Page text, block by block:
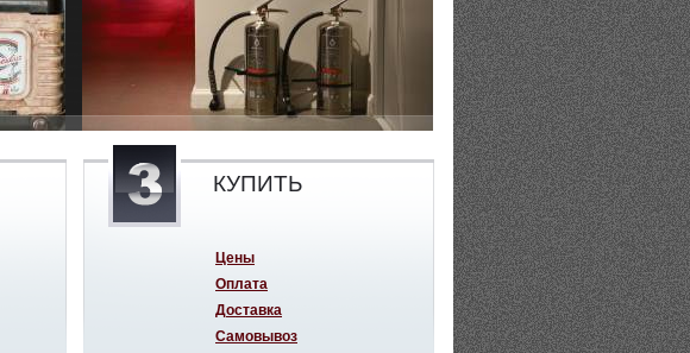
КУПИТЬ
Цены
Оплата
Доставка
Самовывоз